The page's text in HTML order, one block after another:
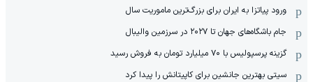
ورود پیاتزا به ایران برای بزرگ‌ترین ماموریت سال
جام باشگاه‌های جهان تا ۲۰۲۷ در سرزمین والیبال
گزینه پرسپولیس با ۷۰ میلیارد تومان به فروش رسید
سیتی بهترین جانشین برای کاپیتانش را پیدا کرد